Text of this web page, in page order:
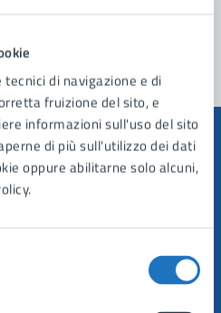
di navigazione e di
fruizione del sito, e
informazioni sull'uso del sito
di più sull'utilizzo dei dati
oppure abilitarne solo alcuni,